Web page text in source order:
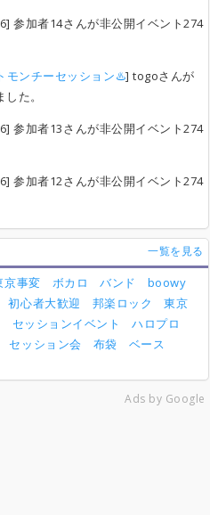
参加者14さんが非公開イベント274
モンチーセッション♨️] togoさんが
た。
参加者13さんが非公開イベント274
参加者12さんが非公開イベント274
一覧を見る
京事変 ボカロ バンド
boowy
初心者大歓迎 邦楽ロック
東京
セッションイベント
ハロプロ
セッション会 布袋
ベース
Ads by Google